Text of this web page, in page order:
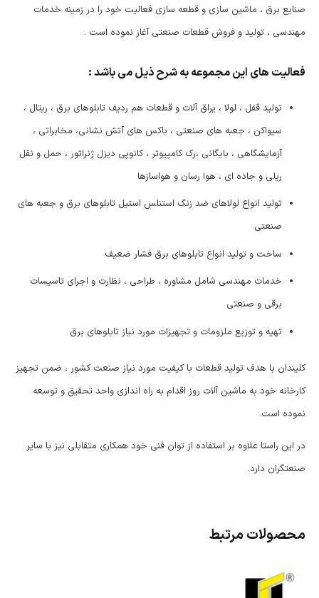
صنایع برق ، ماشین سازی و قطعه سازی فعالیت خود را در زمینه خدمات
مهندسی ، تولید و فروش قطعات صنعتی آغاز نموده است .
فعالیت های این مجموعه به شرح ذیل می باشد :
تولید قفل ، لولا ، یراق آلات و قطعات هم ردیف تابلوهای برق ، ریتال ،
سیواکن ، جعبه های صنعتی ، باکس های آتش نشانی، مخابراتی ،
آزمایشگاهی ، بایگانی ،رک کامپیوتر ، کانوپی دیزل ژنراتور ، حمل و نقل
ریلی و جاده ای ، هوا رسان و هواسازها
تولید انواع لولاهای ضد زنگ استنلس استیل تابلوهای برق و جعبه های
صنعتی
ساخت و تولید انواع تابلوهای برق فشار ضعیف
خدمات مهندسی شامل مشاوره ، طراحی ، نظارت و اجرای تاسیسات
برقی و صنعتی
تهیه و توزیع ملزومات و تجهیزات مورد نیاز تابلوهای برق
کلیندان با هدف تولید قطعات با کیفیت مورد نیاز صنعت کشور ، ضمن تجهیز
کارخانه خود به ماشین آلات روز اقدام به راه اندازی واحد تحقیق و توسعه
نموده است.
در این راستا علاوه بر استفاده از توان فنی خود همکاری متقابلی نیز با سایر
صنعتگران دارد.
محصولات مرتبط